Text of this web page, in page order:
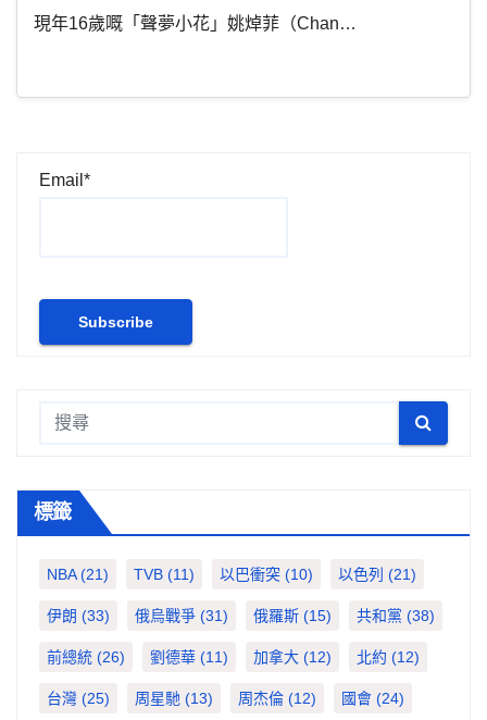
現年16歲嘅「聲夢小花」姚焯菲（Chan…
Email*
標籤
NBA(21) TVB (11) 以巴衝突 (10) 以色列 (21)
伊朗 (33) 俄烏戰爭 (31) 俄羅斯 (15) 共和黨 (38)
前總統 (26) 劉德華 (11) 加拿大 (12) 北約 (12)
台灣 (25) 周星馳 (13) 周杰倫 (12) 國會 (24)